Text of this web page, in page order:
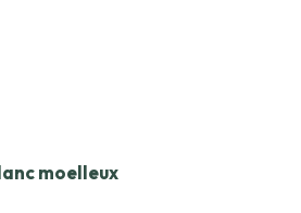
moelleux